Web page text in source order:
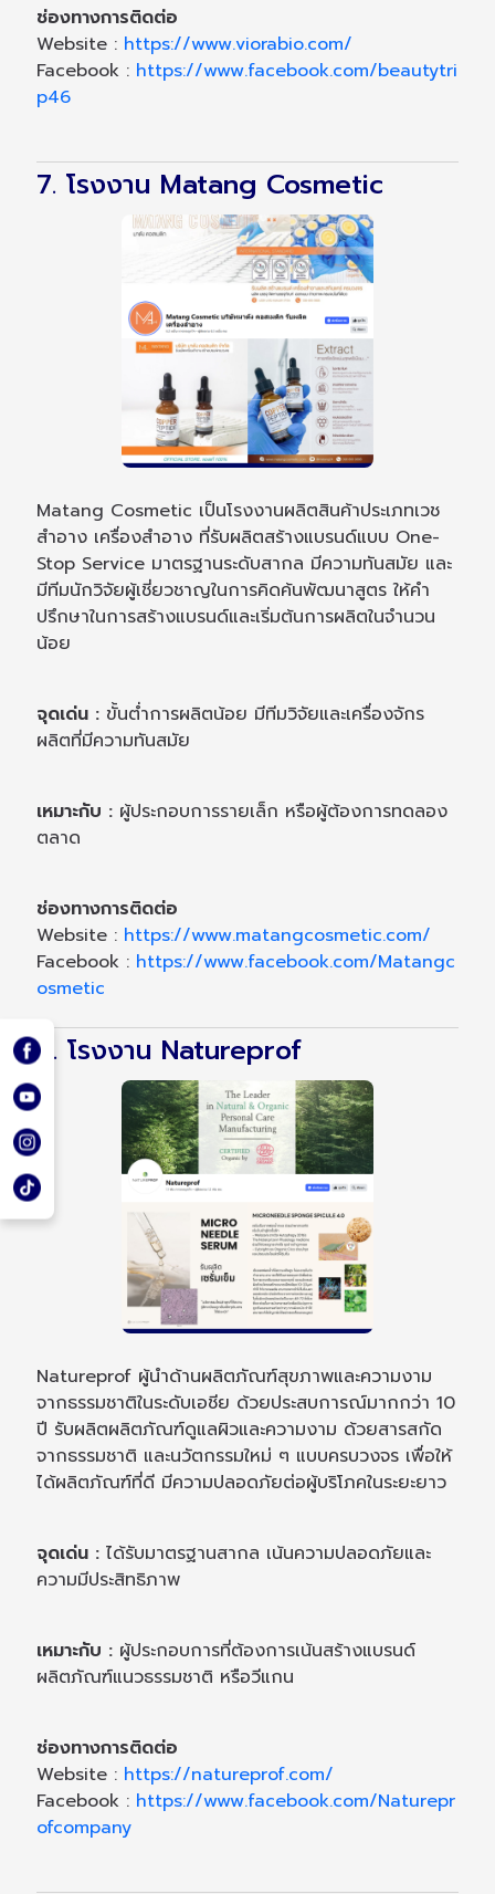
ช่องทางการติดต่อ
Website : https://www.viorabio.com/
Facebook : https://www.facebook.com/beautytri
p46
7. โรงงาน Matang Cosmetic
Matang Cosmetic เป็นโรงงานผลิตสินค้าประเภทเวช
สำอาง เครื่องสำอาง ที่รับผลิตสร้างแบรนด์แบบ One-
Stop Service มาตรฐานระดับสากล มีความทันสมัย และ
มีทีมนักวิจัยผู้เชี่ยวชาญในการคิดค้นพัฒนาสูตร ให้คำ
ปรึกษาในการสร้างแบรนด์และเริ่มต้นการผลิตในจำนวน
น้อย
จุดเด่น : ขั้นต่ำการผลิตน้อย มีทีมวิจัยและเครื่องจักร
ผลิตที่มีความทันสมัย
เหมาะกับ : ผู้ประกอบการรายเล็ก หรือผู้ต้องการทดลอง
ตลาด
ช่องทางการติดต่อ
Website : https://www.matangcosmetic.com/
Facebook : https://www.facebook.com/Matangc
osmetic
8. โรงงาน Natureprof
Natureprof ผู้นำด้านผลิตภัณฑ์สุขภาพและความงาม
จากธรรมชาติในระดับเอชีย ด้วยประสบการณ์มากกว่า 10
ปี รับผลิตผลิตภัณฑ์ดูแลผิวและความงาม ด้วยสารสกัด
จากธรรมชาติ และนวัตกรรมใหม่ ๆ แบบครบวงจร เพื่อให้
ได้ผลิตภัณฑ์ที่ดี มีความปลอดภัยต่อผู้บริโภคในระยะยาว
จุดเด่น : ได้รับมาตรฐานสากล เน้นความปลอดภัยและ
ความมีประสิทธิภาพ
เหมาะกับ : ผู้ประกอบการที่ต้องการเน้นสร้างแบรนด์
ผลิตภัณฑ์แนวธรรมชาติ หรือวีแกน
ช่องทางการติดต่อ
Website : https://natureprof.com/
Facebook : https://www.facebook.com/Naturepr
ofcompany